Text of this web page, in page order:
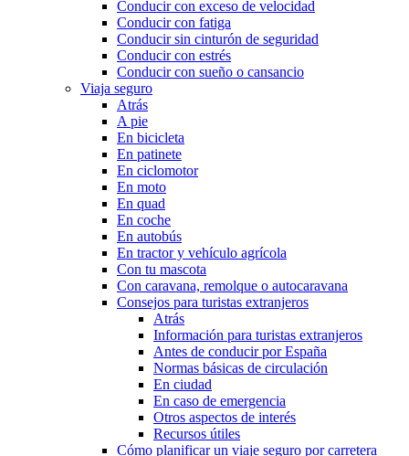
Conducir con exceso de velocidad
Conducir con fatiga
Conducir sin cinturón de seguridad
Conducir con estrés
Conducir con sueño o cansancio
Viaja seguro
Atrás
A pie
En bicicleta
En patinete
En ciclomotor
En moto
En quad
En coche
En autobús
En tractor y vehículo agrícola
Con tu mascota
Con caravana, remolque o autocaravana
Consejos para turistas extranjeros
Atrás
Información para turistas extranjeros
Antes de conducir por España
Normas básicas de circulación
En ciudad
En caso de emergencia
Otros aspectos de interés
Recursos útiles
Cómo planificar un viaje seguro por carretera